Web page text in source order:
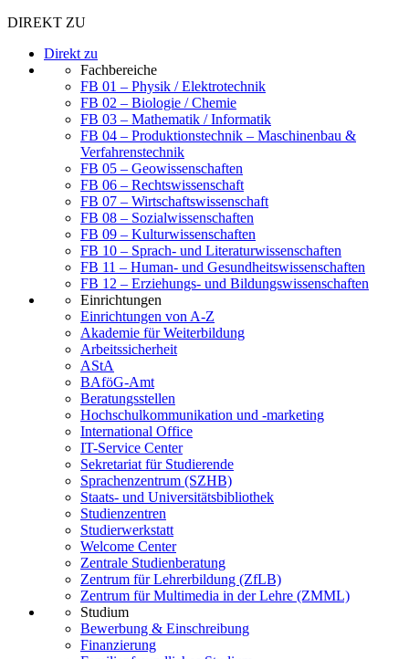
DIREKT ZU
Direkt zu
Fachbereiche
FB 01 – Physik / Elektrotechnik
FB 02 – Biologie / Chemie
FB 03 – Mathematik / Informatik
FB 04 – Produktionstechnik – Maschinenbau &
Verfahrenstechnik
FB 05 – Geowissenschaften
FB 06 – Rechtswissenschaft
FB 07 – Wirtschaftswissenschaft
FB 08 – Sozialwissenschaften
FB 09 – Kulturwissenschaften
FB 10 – Sprach- und Literaturwissenschaften
FB 11 – Human- und Gesundheitswissenschaften
FB 12 – Erziehungs- und Bildungswissenschaften
Einrichtungen
Einrichtungen von A-Z
Akademie für Weiterbildung
Arbeitssicherheit
AStA
BAföG-Amt
Beratungsstellen
Hochschulkommunikation und -marketing
International Office
IT-Service Center
Sekretariat für Studierende
Sprachenzentrum (SZHB)
Staats- und Universitätsbibliothek
Studienzentren
Studierwerkstatt
Welcome Center
Zentrale Studienberatung
Zentrum für Lehrerbildung (ZfLB)
Zentrum für Multimedia in der Lehre (ZMML)
Studium
Bewerbung & Einschreibung
Finanzierung